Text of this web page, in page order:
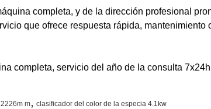
completa, y de la dirección profesional
que ofrece respuesta rápida, mantenimiento
completa, servicio del año de la consulta
m, clasificador del color de la especia 4.1kw